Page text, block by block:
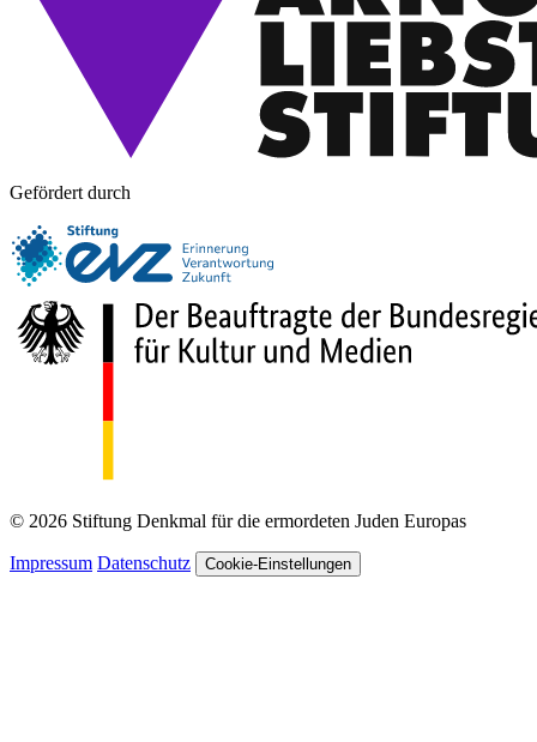
Gefördert durch
© 2026 Stiftung Denkmal für die ermordeten Juden Europas
Impressum Datenschutz Cookie-Einstellungen